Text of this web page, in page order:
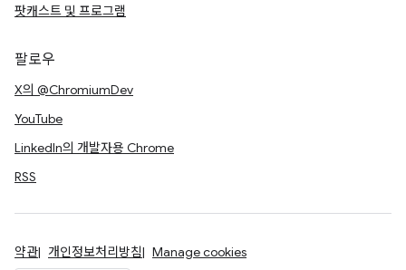
팟캐스트 및 프로그램
팔로우
X의 @ChromiumDev
YouTube
LinkedIn의 개발자용 Chrome
RSS
약관 개인정보처리방침 Manage cookies